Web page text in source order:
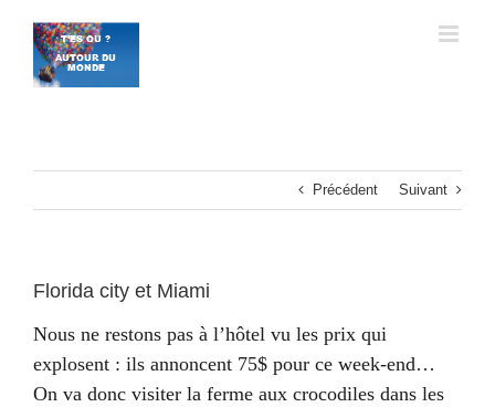
contenu
Précédent Suivant
Florida city et Miami
Nous ne restons pas à l’hôtel vu les prix qui
explosent : ils annoncent 75$ pour ce week-end…
On va donc visiter la ferme aux crocodiles dans les